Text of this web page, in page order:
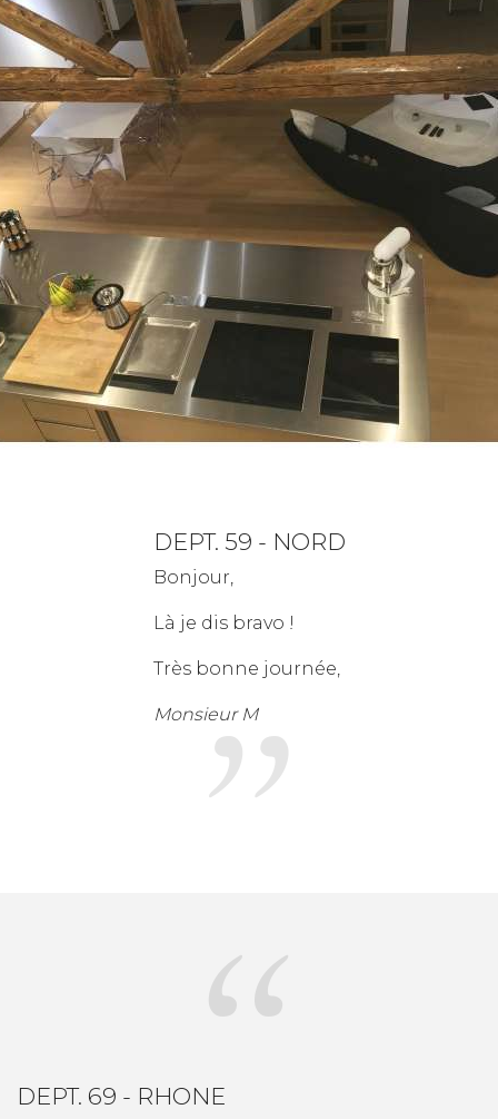
DEPT. 59 - NORD
Bonjour,
Là je dis bravo !
Très bonne journée,
Monsieur M
DEPT. 69 - RHONE